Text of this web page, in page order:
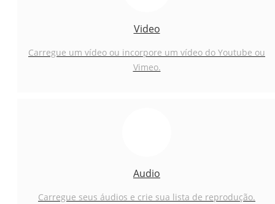
Video
Carregue um vídeo ou incorpore um vídeo do Youtube ou
Vimeo.
Audio
Carregue seus áudios e crie sua lista de reprodução.